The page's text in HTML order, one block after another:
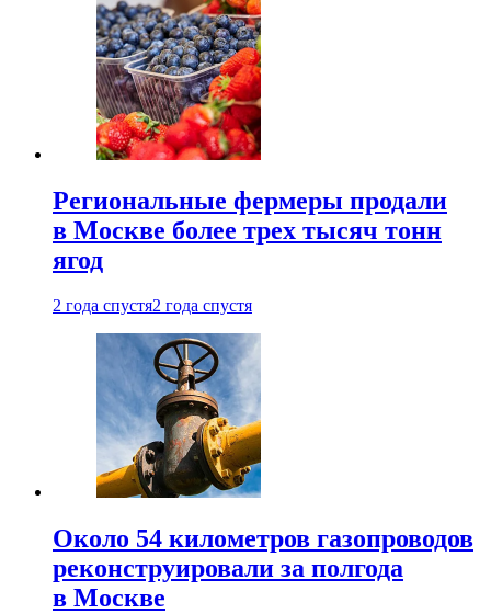
Региональные фермеры продали
в Москве более трех тысяч тонн
ягод
2 года спустя2 года спустя
Около 54 километров газопроводов
реконструировали за полгода
в Москве